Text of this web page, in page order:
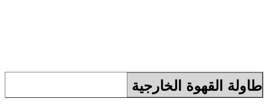
طاولة القهوة الخارجية